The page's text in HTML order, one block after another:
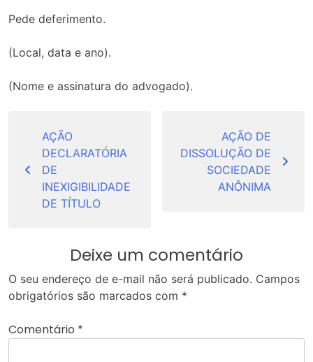
Pede deferimento.
(Local, data e ano).
(Nome e assinatura do advogado).
Post
AÇÃO
DECLARATÓRIA
DE
INEXIGIBILIDADE
DE TÍTULO
AÇÃO DE
DISSOLUÇÃO DE
SOCIEDADE
ANÔNIMA
Deixe um comentário
O seu endereço de e-mail não será publicado. Campos
obrigatórios são marcados com *
Comentário *